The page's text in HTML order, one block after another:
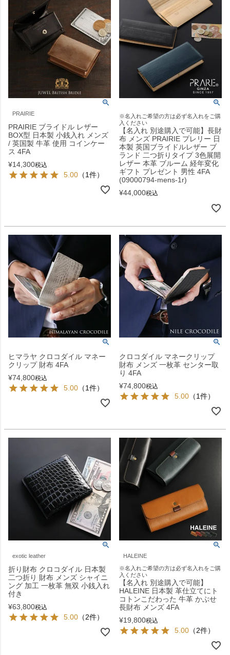
PRAIRIE
PRAIRIE ブライドル レザー
BOX型 日本製 小銭入れ メンズ
/ 英国製 牛革 使用 コインケー
ス 4FA
¥14,300税込
5.00 （1件）
※名入れご希望の方は必ず名入れをご購
入ください
【名入れ 別途購入で可能】長財
布 メンズ PRAIRIE プレリー 日
本製 英国ブライドルレザー ブ
ランド 二つ折りタイプ 3色展開
レザー 本革 ブルーム 経年変化
ギフト プレゼント 男性 4FA
(09000794-mens-1r)
¥44,000税込
ヒマラヤ クロコダイル マネー
クリップ 財布 4FA
¥74,800税込
5.00 （1件）
クロコダイル マネークリップ
財布 メンズ 一枚革 センター取
り 4FA
¥74,800税込
5.00 （1件）
exotic leather
折り財布 クロコダイル 日本製
二つ折り 財布 メンズ シャイニ
ング 加工 一枚革 無双 小銭入れ
付き
¥63,800税込
5.00 （2件）
HALEINE
※名入れご希望の方は必ず名入れをご購
入ください
【名入れ 別途購入で可能】
HALEINE 日本製 革仕立てにト
コトンこだわった 牛革 かぶせ
長財布 メンズ 4FA
¥19,800税込
5.00 （2件）